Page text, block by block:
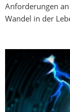
Anforderungen
Wandel in der